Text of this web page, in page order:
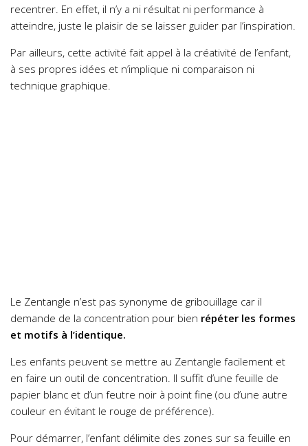
recentrer. En effet, il n’y a ni résultat ni performance à
atteindre, juste le plaisir de se laisser guider par l’inspiration.
Par ailleurs, cette activité fait appel à la créativité de l’enfant,
à ses propres idées et n’implique ni comparaison ni
technique graphique.
Le Zentangle n’est pas synonyme de gribouillage car il
demande de la concentration pour bien répéter les formes
et motifs à l’identique.
Les enfants peuvent se mettre au Zentangle facilement et
en faire un outil de concentration. Il suffit d’une feuille de
papier blanc et d’un feutre noir à point fine (ou d’une autre
couleur en évitant le rouge de préférence).
Pour démarrer, l’enfant délimite des zones sur sa feuille en